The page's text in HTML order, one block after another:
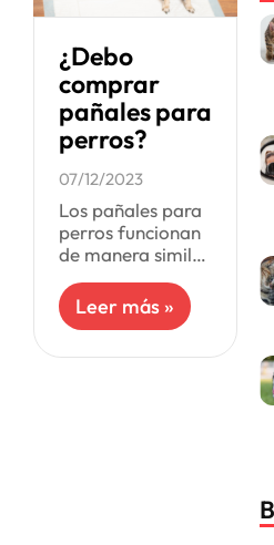
¿Debo
comprar
pañales para
perros?
07/12/2023
Los pañales para
perros funcionan
de manera similar
desechables para
bebés humanos.
que están
Leer más »